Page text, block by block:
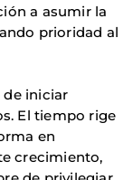
a asumir la
prioridad al
de iniciar
El tiempo rige
en
crecimiento,